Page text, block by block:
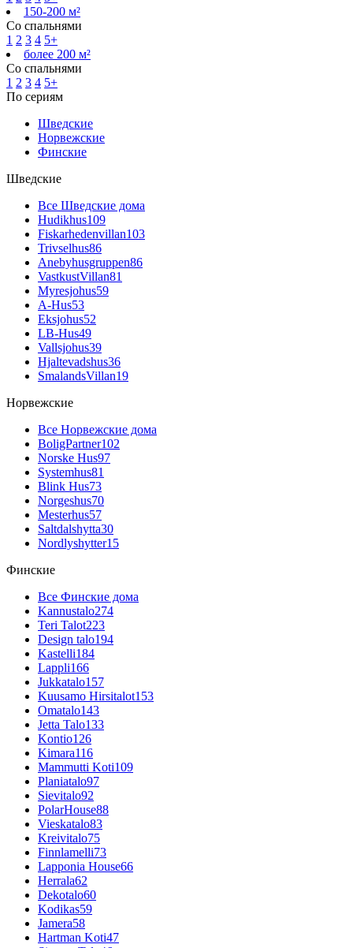
150-200 м²
Со спальнями
1 2 3 4 5+
более 200 м²
Со спальнями
1 2 3 4 5+
По сериям
Шведские
Норвежские
Финские
Шведские
Все Шведские дома
Hudikhus109
Fiskarhedenvillan103
Trivselhus86
Anebyhusgruppen86
VastkustVillan81
Myresjohus59
A-Hus53
Eksjohus52
LB-Hus49
Vallsjohus39
Hjaltevadshus36
SmalandsVillan19
Норвежские
Все Норвежские дома
BoligPartner102
Norske Hus97
Systemhus81
Blink Hus73
Norgeshus70
Mesterhus57
Saltdalshytta30
Nordlyshytter15
Финские
Все Финские дома
Kannustalo274
Teri Talot223
Design talo194
Kastelli184
Lappli166
Jukkatalo157
Kuusamo Hirsitalot153
Omatalo143
Jetta Talo133
Kontio126
Kimara116
Mammutti Koti109
Planiatalo97
Sievitalo92
PolarHouse88
Vieskatalo83
Kreivitalo75
Finnlamelli73
Lapponia House66
Herrala62
Dekotalo60
Kodikas59
Jamera58
Hartman Koti47